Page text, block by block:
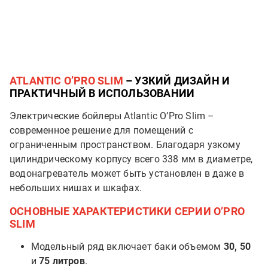
ATLANTIC O’PRO SLIM – УЗКИЙ ДИЗАЙН И
ПРАКТИЧНЫЙ В ИСПОЛЬЗОВАНИИ
Электрические бойлеры Atlantic O’Pro Slim –
современное решение для помещений с
ограниченным пространством. Благодаря узкому
цилиндрическому корпусу всего 338 мм в диаметре,
водонагреватель может быть установлен в даже в
небольших нишах и шкафах.
ОСНОВНЫЕ ХАРАКТЕРИСТИКИ СЕРИИ O’PRO
SLIM
Модельный ряд включает баки объемом 30, 50
и 75 литров.